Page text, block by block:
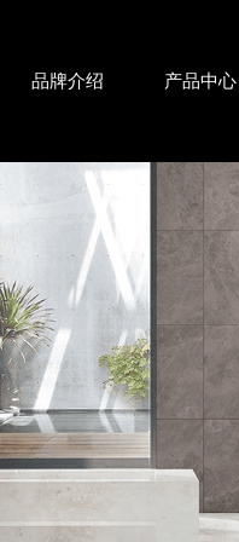
品牌介绍 产品中心